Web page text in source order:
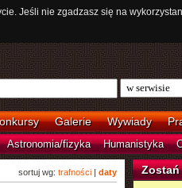
Jeśli nie zgadzasz się na
Galerie Wywiady
Astronomia/fizyka Humanistyka
sortuj wg: trafności| daty Zostań